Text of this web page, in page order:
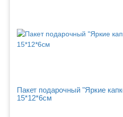
Пакет подарочный "Яркие
15*12*6см